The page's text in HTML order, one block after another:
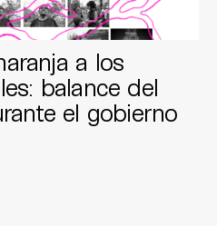
a los
balance del
el gobierno